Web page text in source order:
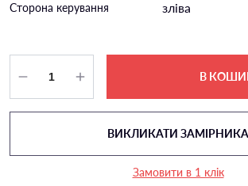
Сторона керування зліва
В
ВИКЛИКАТИ ЗАМІРНИКА
Замовити в 1 клік